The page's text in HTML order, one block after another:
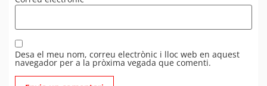
Desa el meu nom, correu electrònic i lloc web en aquest
navegador per a la pròxima vegada que comenti.